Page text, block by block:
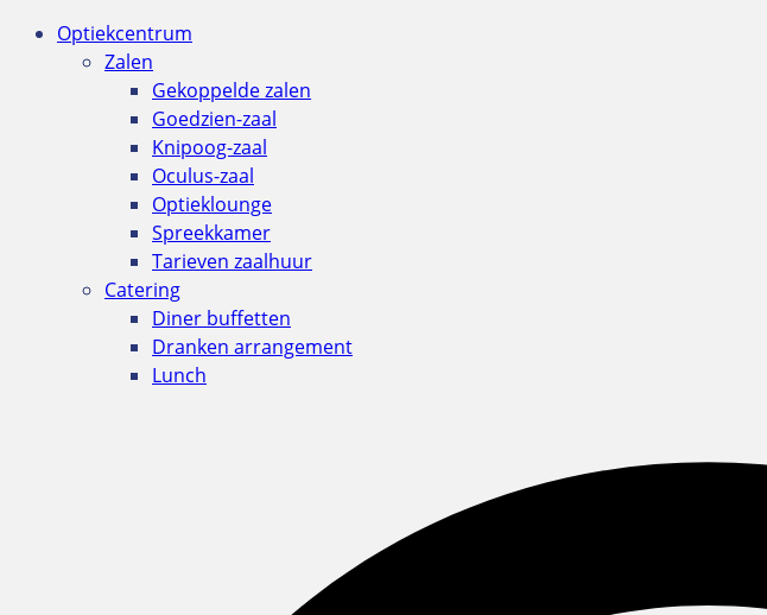
Optiekcentrum
Zalen
Gekoppelde zalen
Goedzien-zaal
Knipoog-zaal
Oculus-zaal
Optieklounge
Spreekkamer
Tarieven zaalhuur
Catering
Diner buffetten
Dranken arrangement
Lunch